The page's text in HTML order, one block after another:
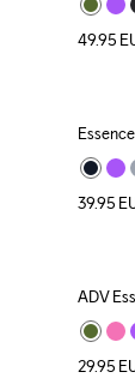
49.95
New
39.95
ADV
29.95